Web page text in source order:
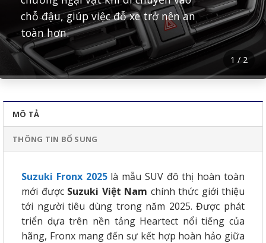
chỗ đậu, giúp việc đỗ xe trở nên an
toàn hơn.
1 / 2
MÔ TẢ
THÔNG TIN BỔ SUNG
Suzuki Fronx 2025là mẫu SUV đô thị hoàn toàn
mới được Suzuki Việt Nam chính thức giới thiệu
tới người tiêu dùng trong năm 2025.Được phát
triển dựa trên nền tảng Heartect nổi tiếng của
hãng, Fronx mang đến sự kết hợp hoàn hảo giữa